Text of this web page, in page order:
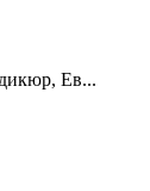
Ев...